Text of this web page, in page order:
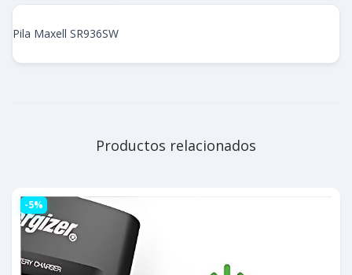
Pila Maxell SR936SW
Productos relacionados
-5%